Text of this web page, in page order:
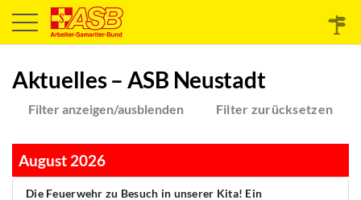
Aktuelles – ASB Neustadt
Filter anzeigen/ausblenden Filter zurücksetzen
August 2026
Die Feuerwehr zu Besuch in unserer Kita! Ein